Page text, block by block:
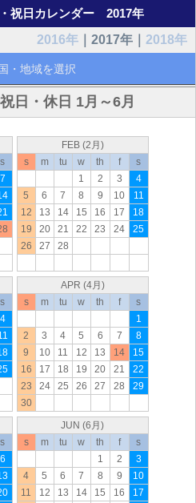
祝日カレンダー 2017年
2016年 ｜2017年｜ 2018年
・地域を選択
日・休日 1月～6月
s
7
FEB (2月)
s
m tu w th f
s
1
2 3
4
5
6 7 8 9 10
11
12
13 14 15 16 17
18
19
20 21 22 23 24
25
26
27 28
s
4
APR (4月)
s
m tu w th f
s
1
2
3 4 5 6 7
8
9
10 11 12 13 14
15
16
17 18 19 20 21
22
23
24 25 26 27 28
29
30
s
6
JUN (6月)
s
m tu w th f
s
1
2
3
4
5 6 7 8 9
10
11
12 13 14 15 16
17